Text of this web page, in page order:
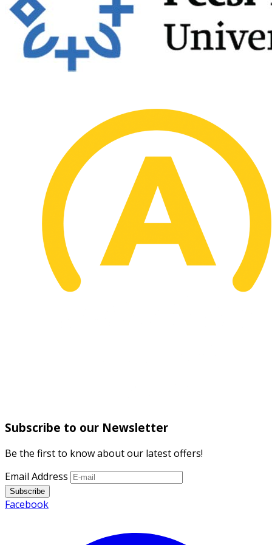
Subscribe to our Newsletter
Be the first to know about our latest offers!
Email Address
Subscribe
Facebook